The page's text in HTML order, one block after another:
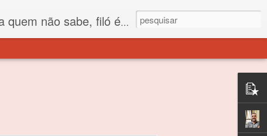
está o propósito deste nome... Para viver em sociedade tem que ter saco de filó.